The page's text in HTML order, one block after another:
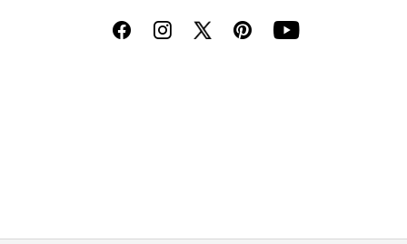
f i p y